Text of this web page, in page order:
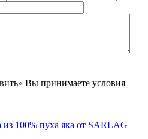
Вы принимаете условия
из 100% пуха яка от SARLAG